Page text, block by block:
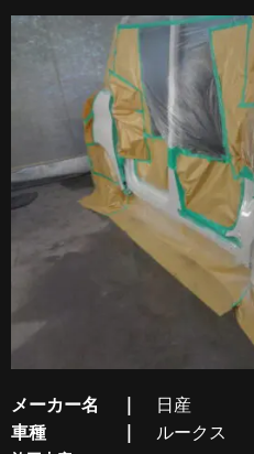
メーカー名
日産
車種
ルークス